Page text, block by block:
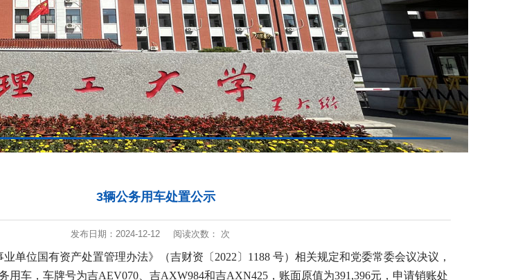
3辆公务用车处置公示
发布日期：2024-12-12 阅读次数： 次
单位国有资产处置管理办法》（吉财资〔2022〕1188 号）相关规定和党委常委会议决议，
用车，车牌号为吉AEV070、吉AXW984和吉AXN425，账面原值为391,396元，申请销账处